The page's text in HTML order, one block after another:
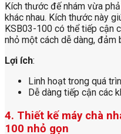
Kích thước đế nhám vừa
khác nhau. Kích thước này
KSB03-100 có thể tiếp cận
nhỏ một cách dễ dàng, đảm
Lợi ích:
Linh hoạt trong quá
Dễ dàng tiếp cận các
4. Thiết kế máy chà
100 nhỏ gọn